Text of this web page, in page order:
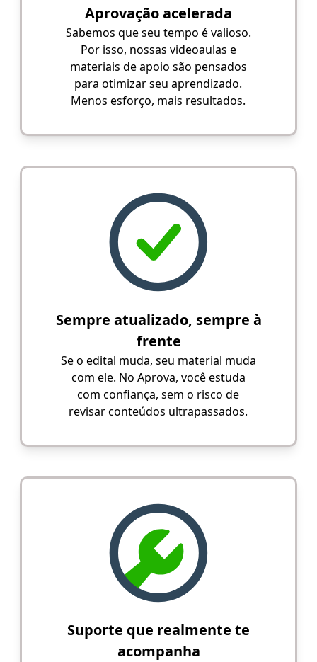
Aprovação acelerada
Sabemos que seu tempo é valioso.
Por isso, nossas videoaulas e
materiais de apoio são pensados
para otimizar seu aprendizado.
Menos esforço, mais resultados.
Sempre atualizado, sempre à
frente
Se o edital muda, seu material muda
com ele. No Aprova, você estuda
com confiança, sem o risco de
revisar conteúdos ultrapassados.
Suporte que realmente te
acompanha